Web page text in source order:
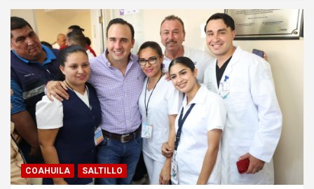
COAHUILA SALTILLO